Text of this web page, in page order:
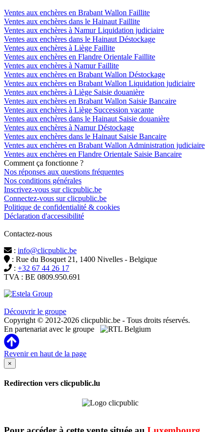
Ventes aux enchères en Brabant Wallon Faillite
Ventes aux enchères dans le Hainaut Faillite
Ventes aux enchères à Namur Liquidation judiciaire
Ventes aux enchères dans le Hainaut Déstockage
Ventes aux enchères à Liège Faillite
Ventes aux enchères en Flandre Orientale Faillite
Ventes aux enchères à Namur Faillite
Ventes aux enchères en Brabant Wallon Déstockage
Ventes aux enchères en Brabant Wallon Liquidation judiciaire
Ventes aux enchères à Liège Saisie douanière
Ventes aux enchères en Brabant Wallon Saisie Bancaire
Ventes aux enchères à Liège Succession vacante
Ventes aux enchères dans le Hainaut Saisie douanière
Ventes aux enchères à Namur Déstockage
Ventes aux enchères dans le Hainaut Saisie Bancaire
Ventes aux enchères en Brabant Wallon Administration judiciaire
Ventes aux enchères en Flandre Orientale Saisie Bancaire
Comment ça fonctionne ?
Nos réponses aux questions fréquentes
Nos conditions générales
Inscrivez-vous sur clicpublic.be
Connectez-vous sur clicpublic.be
Politique de confidentialité & cookies
Déclaration d'accessibilité
Contactez-nous
: info@clicpublic.be
: Rue du Bosquet 21, 1400 Nivelles - Belgique
: +32 67 44 26 17
TVA : BE 0809.950.691
Découvrir le groupe
Copyright © 2012-2026 clicpublic.be - Tous droits réservés.
En partenariat avec le groupe
Revenir en haut de la page
×
Redirection vers clicpublic.lu